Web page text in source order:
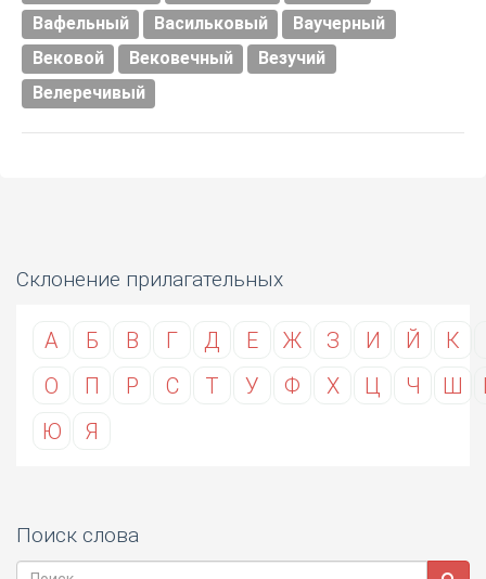
Вафельный Васильковый
Ваучерный
Вековой
Вековечный
Везучий
Велеречивый
Склонение прилагательных
А Б В Г Д Е Ж З И Й К
О
П Р С Т У Ф Х Ц Ч Ш
Ю
Я
Поиск слова